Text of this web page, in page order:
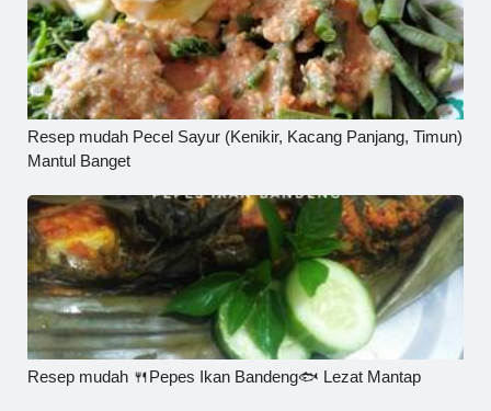
Resep mudah Pecel Sayur (Kenikir, Kacang Panjang, Timun)
Mantul Banget
Resep mudah 🍴Pepes Ikan Bandeng🐟 Lezat Mantap